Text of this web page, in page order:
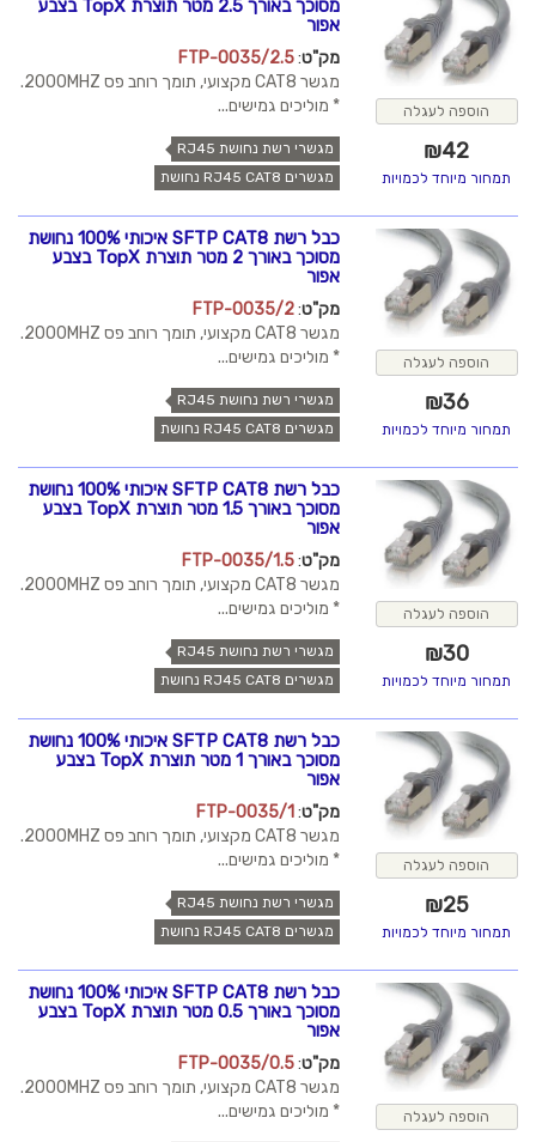
הוספה לעגלה
₪42
תמחור מיוחד לכמויות
מסוכך באורך 2.5 מטר תוצרת TopX בצבע
אפור
מק"ט:
FTP-0035/2.5
מגשר CAT8 מקצועי, תומך רוחב פס 2000MHZ.
* מוליכים גמישים...
מגשרי רשת נחושת RJ45
מגשרים RJ45 CAT8 נחושת
הוספה לעגלה
₪36
תמחור מיוחד לכמויות
כבל רשת SFTP CAT8 איכותי 100% נחושת
מסוכך באורך 2 מטר תוצרת TopX בצבע
אפור
מק"ט:
FTP-0035/2
מגשר CAT8 מקצועי, תומך רוחב פס 2000MHZ.
* מוליכים גמישים...
מגשרי רשת נחושת RJ45
מגשרים RJ45 CAT8 נחושת
הוספה לעגלה
₪30
תמחור מיוחד לכמויות
כבל רשת SFTP CAT8 איכותי 100% נחושת
מסוכך באורך 1.5 מטר תוצרת TopX בצבע
אפור
מק"ט:
FTP-0035/1.5
מגשר CAT8 מקצועי, תומך רוחב פס 2000MHZ.
* מוליכים גמישים...
מגשרי רשת נחושת RJ45
מגשרים RJ45 CAT8 נחושת
הוספה לעגלה
₪25
תמחור מיוחד לכמויות
כבל רשת SFTP CAT8 איכותי 100% נחושת
מסוכך באורך 1 מטר תוצרת TopX בצבע
אפור
מק"ט:
FTP-0035/1
מגשר CAT8 מקצועי, תומך רוחב פס 2000MHZ.
* מוליכים גמישים...
מגשרי רשת נחושת RJ45
מגשרים RJ45 CAT8 נחושת
הוספה לעגלה
כבל רשת SFTP CAT8 איכותי 100% נחושת
מסוכך באורך 0.5 מטר תוצרת TopX בצבע
אפור
מק"ט:
FTP-0035/0.5
מגשר CAT8 מקצועי, תומך רוחב פס 2000MHZ.
* מוליכים גמישים...